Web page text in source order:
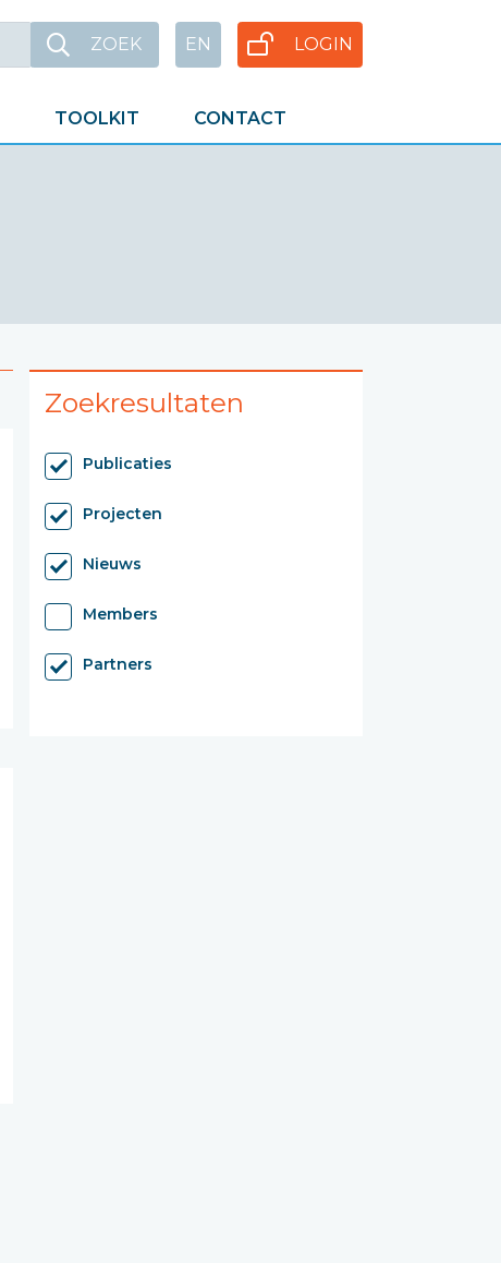
ZOEK EN LOGIN
TOOLKIT CONTACT
Zoekresultaten
Projecten
Nieuws
Members
Partners
Publicaties